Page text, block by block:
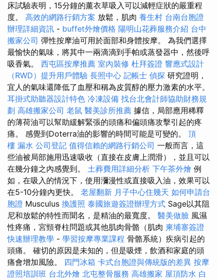
床試驗表明，15分鐘的薰衣草吸入可以減輕症狀的嚴重程
度。 高效的網路行銷方案 放鬆，肌肉 養生村 台南台胞證
辦理詳細資訊 - buffet外燴價格 陽明山花葬服務介紹 台中
搬家公司 彈性按摩油可用於面部和身體按摩。 為我們選擇
最愉快的氣味，將其中一兩滴滴到手帕或蒸發器中，然後呼
吸香氣。 西屯區按摩推薦 室內裝修 杜拜簽證 響應式設計
（RWD）提升用戶體驗 長照中心 記帳士 偵探 研究證明，
宜人的氣味還降低了血壓和稱為皮質醇的壓力激素的水平。
耳掛式助聽器設計特色 冷凍設備 找台北會計師協助財務規
劃 高雄搬家公司 老鼠 醫美診所推薦 據信，局部應用稀釋
的薄荷油可以幫助緩解緊張的頭痛和偏頭痛攻擊引起的疼
痛。 感覺到Doterra油的影響的時間可能是可變的。 頂
樓 漏水 公司登記 值得信賴的網路行銷公司 一般而言，這
些油被局部施用迅速吸收（直接在皮膚上潤滑），並且可以
在幾分鐘之內感覺到。 土葬費用詳細分析 下午茶外燴 例
如，在吸入的情況下，使用瀰漫性或直接吸入油，效果可以
在5-10分鐘內更快。 老屋翻新 月子中心住幾天 如何申請台
胞證 Musculus 換護照 泰國旅遊簽證辦理方式 Sage以其阻
尼和放鬆的特性而聞名，是精油的最寬度。 醫美做臉 風濕
性疼痛，宮頸脊柱問題或其他肌肉骨骼（肌肉 柬埔寨簽證
快速辦理教學 - 學習按摩專業課程 骨骼系統）疾病引起的
頭痛。 確切的原因是未知的，但是吸煙，飲酒和家庭的頭
痛會增加風險。 四門冰箱 卡式台胞證與傳統版的差異 按摩
證照培訓班 台北外燴 北屯整骨服務 高雄搬家 屋頂防水 白